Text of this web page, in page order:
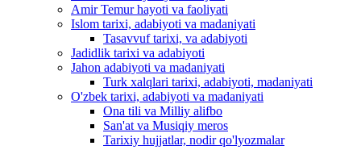
Amir Temur hayoti va faoliyati
Islom tarixi, adabiyoti va madaniyati
Tasavvuf tarixi, va adabiyoti
Jadidlik tarixi va adabiyoti
Jahon adabiyoti va madaniyati
Turk xalqlari tarixi, adabiyoti, madaniyati
O'zbek tarixi, adabiyoti va madaniyati
Ona tili va Milliy alifbo
San'at va Musiqiy meros
Tarixiy hujjatlar, nodir qo'lyozmalar